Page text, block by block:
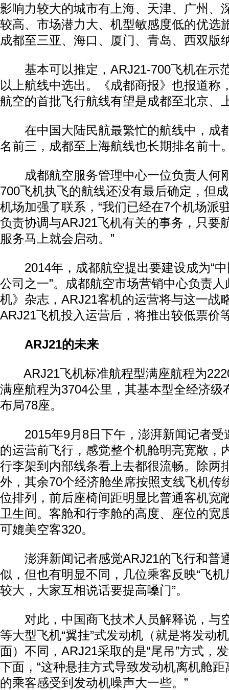
影响力较大的城市有上海、天津、广州、
较高、市场潜力大、机型敏感度低的优选
成都至三亚、海口、厦门、青岛、西双版
基本可以推定，ARJ21-700飞机在示
以上航线中选出。《成都商报》也报道称
航空的首批飞行航线有望是成都至北京、
在中国大陆民航最繁忙的航线中，成
名前三，成都至上海航线也长期排名前十
成都航空服务管理中心一位负责人何
700飞机执飞的航线还没有最后确定，但
机场加强了联系，“我们已经在7个机场派
负责协调与ARJ21飞机有关的事务，只要
服务马上就会启动。”
2014年，成都航空提出要建设成为“中
公司之一”。成都航空市场营销中心负责
机》杂志，ARJ21客机的运营将与这一战
ARJ21飞机投入运营后，将推出较低票价
ARJ21的未来
ARJ21飞机标准航程型满座航程为
满座航程为3704公里，其基本型全经济级
布局78座。
2015年9月8日下午，澎湃新闻记者受
的运营前飞行，感觉整个机舱明亮宽敞，
行李架到内部线条看上去都很流畅。除两
外，其余70个经济舱坐席按照支线飞机传
位排列，前后座椅间距明显比普通客机宽
卫生间。客舱和行李舱的高度、座位的宽
可媲美空客320。
澎湃新闻记者感觉ARJ21的飞行和普
似，但也有明显不同，几位乘客反映“飞
较大，大家互相说话要提高嗓门”。
对此，中国商飞技术人员解释说，与
等大型飞机“翼挂”式发动机（就是将发动
面）不同，ARJ21采取的是“尾吊”方式，
下面，“这种悬挂方式导致发动机离机舱
的乘客感受到发动机噪声大一些。”